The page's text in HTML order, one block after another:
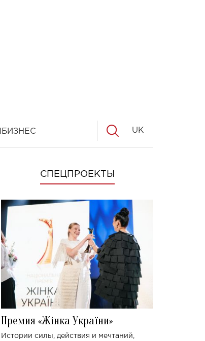
БИЗНЕС UK
СПЕЦПРОЕКТЫ
Премия «Жінка України»
Истории силы, действия и мечтаний,